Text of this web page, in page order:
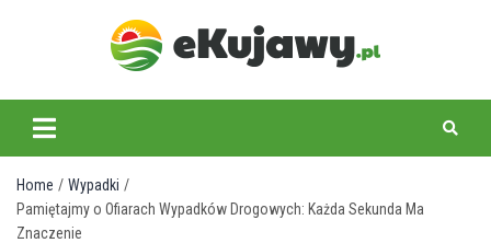
ekujawy.pl
Home
Wypadki
Pamiętajmy o Ofiarach Wypadków Drogowych: Każda Sekunda Ma
Znaczenie